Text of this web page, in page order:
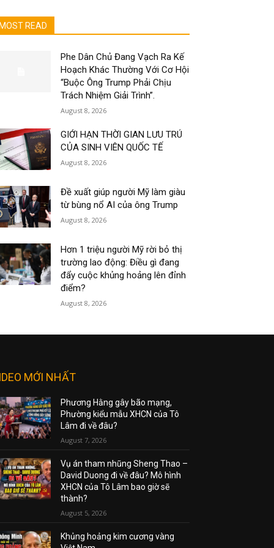
MOST READ
Phe Dân Chủ Đang Vạch Ra Kế
Hoạch Khác Thường Với Cơ Hội
“Buộc Ông Trump Phải Chịu
Trách Nhiệm Giải Trình”.
August 8, 2026
GIỚI HẠN THỜI GIAN LƯU TRÚ
CỦA SINH VIÊN QUỐC TẾ
August 8, 2026
Đề xuất giúp người Mỹ làm giàu
từ bùng nổ AI của ông Trump
August 8, 2026
Hơn 1 triệu người Mỹ rời bỏ thị
trường lao động: Điều gì đang
đẩy cuộc khủng hoảng lên đỉnh
điểm?
August 8, 2026
MỚI NHẤT
Phương Hằng gây bão mạng,
Phường kiểu mẫu XHCN của Tô
Lâm đi về đâu?
August 7, 2026
Vụ án tham nhũng Sheng Thao –
David Duong đi về đâu? Mô hình
XHCN của Tô Lâm bao giờ sẽ
thành?
August 5, 2026
Khủng hoảng kim cương vàng